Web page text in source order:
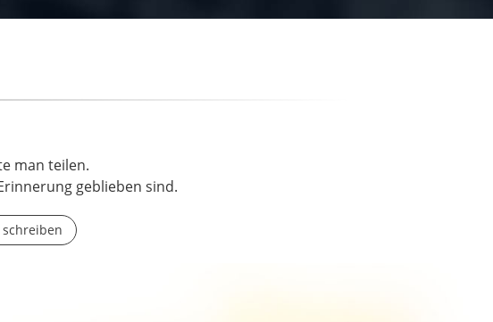
man teilen.
geblieben sind.